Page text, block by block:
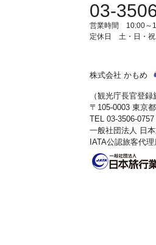
03-
営業時間 10:00～
定休日 土・日・祝
株式会社 かもめ
（観光庁長官登録
〒105-0003 東京
TEL 03-3506-
一般社団法人 日
IATA公認旅客代